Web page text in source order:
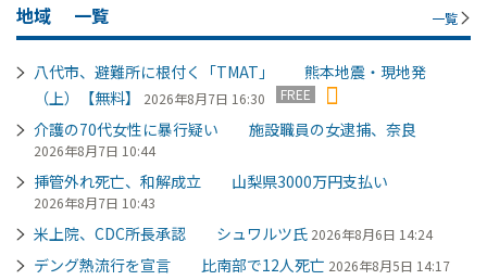
地域 一覧 一覧
八代市、避難所に根付く「TMAT」 熊本地震・現地発
（上）【無料】
2026年8月7日 16:30 FREE
介護の70代女性に暴行疑い 施設職員の女逮捕、奈良
2026年8月7日 10:44
挿管外れ死亡、和解成立 山梨県3000万円支払い
2026年8月7日 10:43
米上院、CDC所長承認 シュワルツ氏 2026年8月6日 14:24
デング熱流行を宣言 比南部で12人死亡 2026年8月5日 14:17